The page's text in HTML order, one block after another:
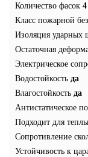
Количество фасок 4
Класс пожарной
Изоляция ударных
Остаточная
Электрическое
Водостойкость да
Влагостойкость да
Антистатическое
Подходит для
Сопротивление
Устойчивость к